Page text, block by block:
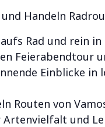
Handeln
Rad und rein
Feierabendtour
Einblicke
Routen von
und